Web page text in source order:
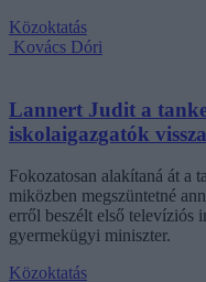
Közoktatás
Kovács Dóri
Lannert Judit a
iskolaigazgatók
Fokozatosan alakítaná át a
miközben megszüntetné
erről beszélt első televíziós
gyermekügyi miniszter.
Közoktatás